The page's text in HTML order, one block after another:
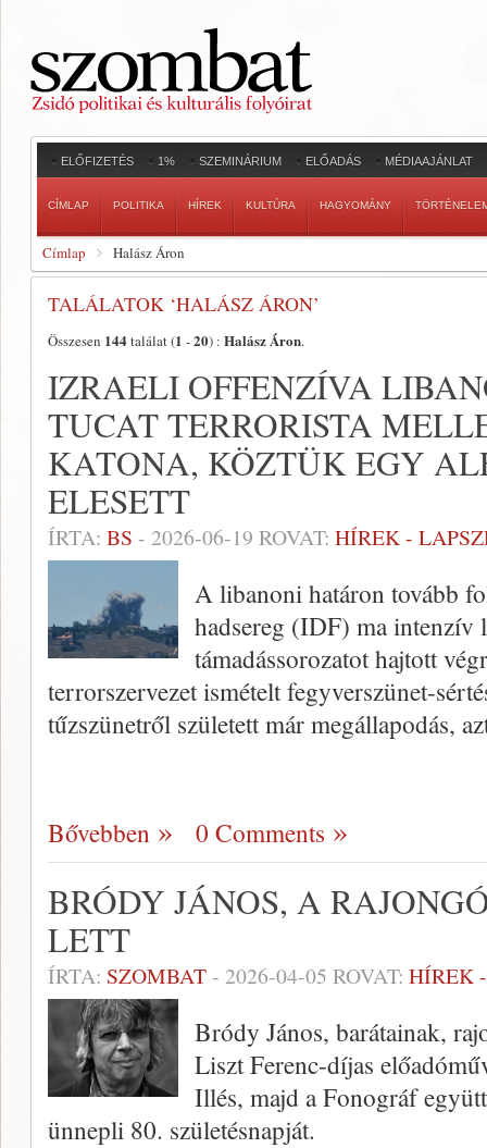
ELŐFIZETÉS 1% SZEMINÁRIUM ELŐADÁS MÉDIAAJÁNLAT
CÍMLAP POLITIKA HÍREK KULTÚRA HAGYOMÁNY
Címlap Halász Áron
TALÁLATOK ‘HALÁSZ ÁRON’
Összesen 144találat (1 -20) : Halász Áron.
IZRAELI OFFENZÍVA
TUCAT TERRORISTA
KATONA, KÖZTÜK EGY
ELESETT
ÍRTA: BS - 2026-06-19 ROVAT: HÍREK -
A libanoni határon tovább
hadsereg (IDF) ma intenzív
támadássorozatot hajtott
terrorszervezet ismételt fegyverszünet-
tűzszünetről született már megállapodás,
Bővebben 0 Comments
BRÓDY JÁNOS, A
LETT
ÍRTA: SZOMBAT- 2026-04-05 ROVAT: HÍREK
Bródy János, barátainak,
Liszt Ferenc-díjas
Illés, majd a Fonográf
ünnepli 80. születésnapját.